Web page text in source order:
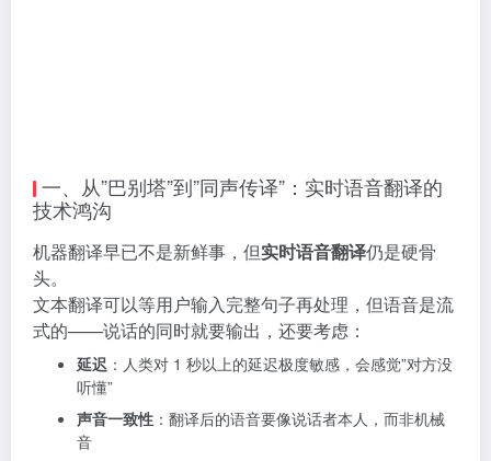
一、从”巴别塔”到”同声传译”：实时语音翻译的
技术鸿沟
机器翻译早已不是新鲜事，但实时语音翻译仍是硬骨
头。
文本翻译可以等用户输入完整句子再处理，但语音是流
式的——说话的同时就要输出，还要考虑：
延迟 ：人类对 1 秒以上的延迟极度敏感，会感觉”对方没
听懂”
声音一致性 ：翻译后的语音要像说话者本人，而非机械
音